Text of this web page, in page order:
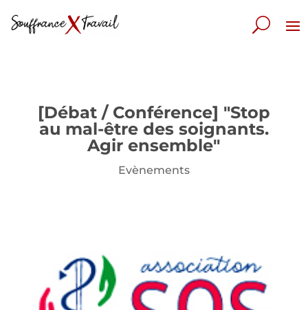
[Débat / Conférence] "Stop
au mal-être des soignants.
Agir ensemble"
Evènements